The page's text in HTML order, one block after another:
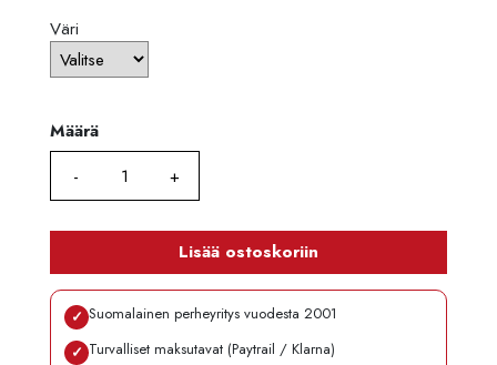
Väri
Määrä
Määrä
Lisää ostoskoriin
✓ Suomalainen perheyritys vuodesta 2001
✓ Turvalliset maksutavat (Paytrail / Klarna)